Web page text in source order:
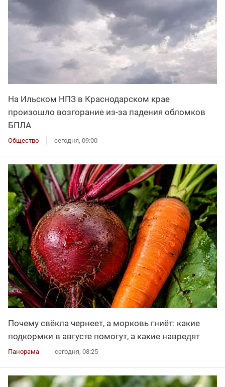
На Ильском НПЗ в Краснодарском крае
произошло возгорание из-за падения обломков
БПЛА
Общество сегодня, 09:00
Почему свёкла чернеет, а морковь гниёт: какие
подкормки в августе помогут, а какие навредят
Панорама сегодня, 08:25